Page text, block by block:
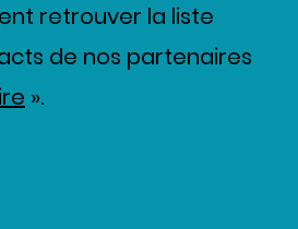
retrouver la liste
de nos partenaires
».